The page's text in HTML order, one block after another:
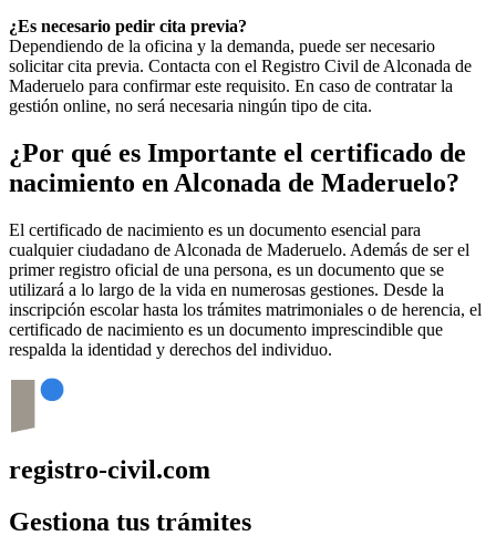
¿Es necesario pedir cita previa?
Dependiendo de la oficina y la demanda, puede ser necesario
solicitar cita previa. Contacta con el Registro Civil de Alconada de
Maderuelo para confirmar este requisito. En caso de contratar la
gestión online, no será necesaria ningún tipo de cita.
¿Por qué es Importante el certificado de
nacimiento en Alconada de Maderuelo?
El certificado de nacimiento es un documento esencial para
cualquier ciudadano de Alconada de Maderuelo. Además de ser el
primer registro oficial de una persona, es un documento que se
utilizará a lo largo de la vida en numerosas gestiones. Desde la
inscripción escolar hasta los trámites matrimoniales o de herencia, el
certificado de nacimiento es un documento imprescindible que
respalda la identidad y derechos del individuo.
registro-civil.com
Gestiona tus trámites